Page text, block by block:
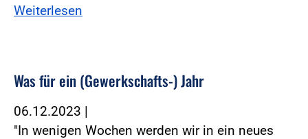
Weiterlesen
Was für ein (Gewerkschafts-) Jahr
06.12.2023 |
"In wenigen Wochen werden wir in ein neues